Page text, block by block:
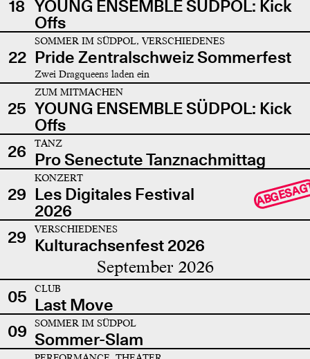
18 YOUNG ENSEMBLE SÜDPOL: Kick
Offs
22
SOMMER IM SÜDPOL, VERSCHIEDENES
Pride Zentralschweiz Sommerfest
Zwei Dragqueens laden ein
25
ZUM MITMACHEN
YOUNG ENSEMBLE SÜDPOL: Kick
Offs
26
TANZ
Pro Senectute Tanznachmittag
29
KONZERT
Les Digitales Festival
2026
29 VERSCHIEDENES
Kulturachsenfest 2026
September 2026
05 CLUB
Last Move
09
SOMMER IM SÜDPOL
Sommer-Slam